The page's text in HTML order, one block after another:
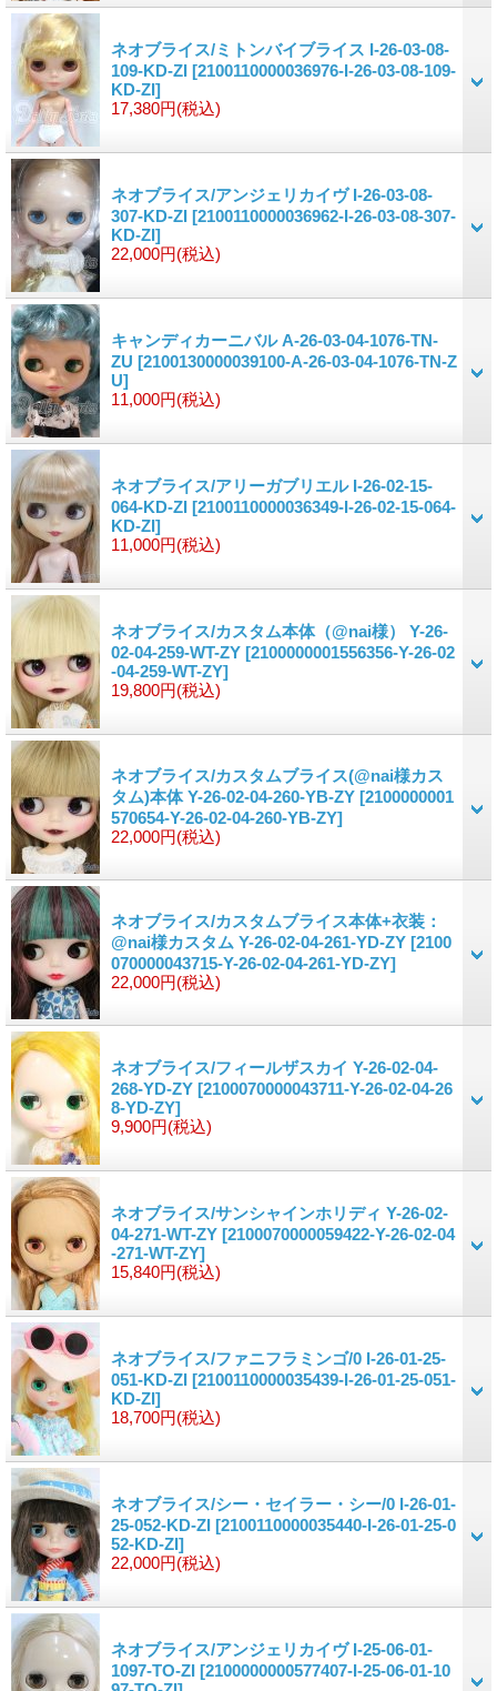
ネオブライス/ミトンバイブライス I-26-03-08-
109-KD-ZI [2100110000036976-I-26-03-08-109-
KD-ZI]
17,380円(税込)
ネオブライス/アンジェリカイヴ I-26-03-08-
307-KD-ZI [2100110000036962-I-26-03-08-307-
KD-ZI]
22,000円(税込)
キャンディカーニバル A-26-03-04-1076-TN-
ZU [2100130000039100-A-26-03-04-1076-TN-Z
U]
11,000円(税込)
ネオブライス/アリーガブリエル I-26-02-15-
064-KD-ZI [2100110000036349-I-26-02-15-064-
KD-ZI]
11,000円(税込)
ネオブライス/カスタム本体（@nai様） Y-26-
02-04-259-WT-ZY [2100000001556356-Y-26-02
-04-259-WT-ZY]
19,800円(税込)
ネオブライス/カスタムブライス(@nai様カス
タム)本体 Y-26-02-04-260-YB-ZY [2100000001
570654-Y-26-02-04-260-YB-ZY]
22,000円(税込)
ネオブライス/カスタムブライス本体+衣装：
@nai様カスタム Y-26-02-04-261-YD-ZY [2100
070000043715-Y-26-02-04-261-YD-ZY]
22,000円(税込)
ネオブライス/フィールザスカイ Y-26-02-04-
268-YD-ZY [2100070000043711-Y-26-02-04-26
8-YD-ZY]
9,900円(税込)
ネオブライス/サンシャインホリディ Y-26-02-
04-271-WT-ZY [2100070000059422-Y-26-02-04
-271-WT-ZY]
15,840円(税込)
ネオブライス/ファニフラミンゴ/0 I-26-01-25-
051-KD-ZI [2100110000035439-I-26-01-25-051-
KD-ZI]
18,700円(税込)
ネオブライス/シー・セイラー・シー/0 I-26-01-
25-052-KD-ZI [2100110000035440-I-26-01-25-0
52-KD-ZI]
22,000円(税込)
ネオブライス/アンジェリカイヴ I-25-06-01-
1097-TO-ZI [2100000000577407-I-25-06-01-10